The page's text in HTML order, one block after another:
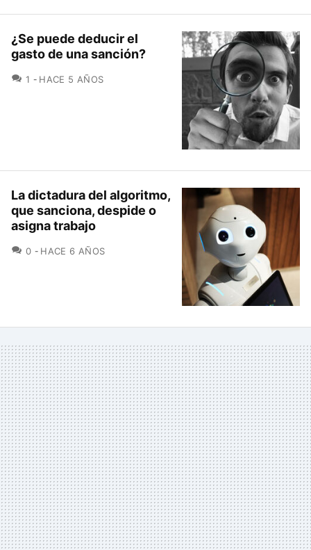
¿Se puede deducir el
gasto de una sanción?
1 COMENTARIOS
HACE 5 AÑOS
La dictadura del algoritmo,
que sanciona, despide o
asigna trabajo
0 COMENTARIOS
HACE 6 AÑOS